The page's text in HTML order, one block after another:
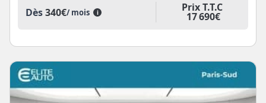
Dès340€/ mois i Prix T.T.C
17 690€